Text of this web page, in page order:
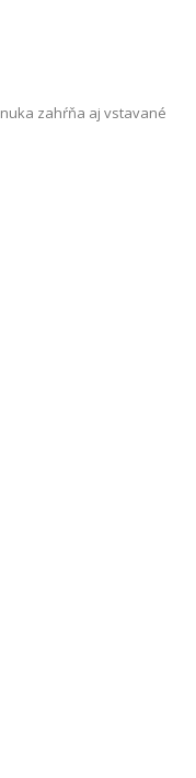
zahŕňa aj vstavané